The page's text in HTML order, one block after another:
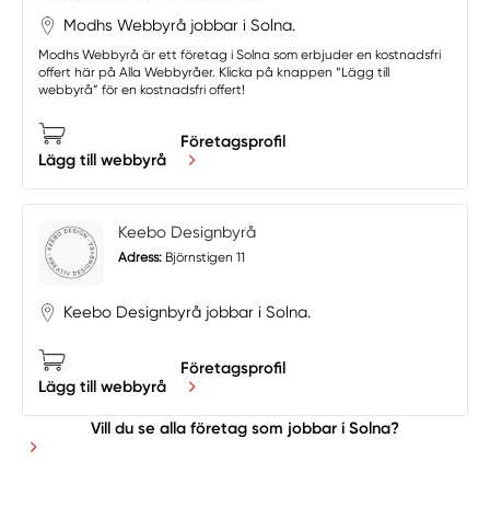
Modhs Webbyrå jobbar i Solna.
Modhs Webbyrå är ett företag i Solna som erbjuder en kostnadsfri
offert här på Alla Webbyråer. Klicka på knappen “Lägg till
webbyrå” för en kostnadsfri offert!
Lägg till webbyrå
Företagsprofil
Keebo Designbyrå
Adress: Björnstigen 11
Keebo Designbyrå jobbar i Solna.
Lägg till webbyrå
Företagsprofil
Vill du se alla företag som jobbar i Solna?